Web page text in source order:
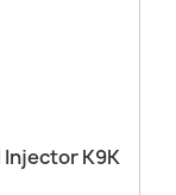
Injector K9K